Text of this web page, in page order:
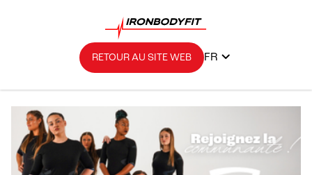
RETOUR AU SITE WEB FR